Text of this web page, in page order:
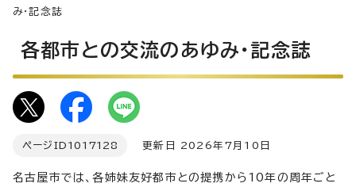
み・記念誌
各都市との交流のあゆみ・記念誌
ページID 1017128 更新日 2026年7月10日
名古屋市では、各姉妹友好都市との提携から10年の周年ごと